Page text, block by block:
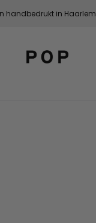
handbedrukt in Haarlem